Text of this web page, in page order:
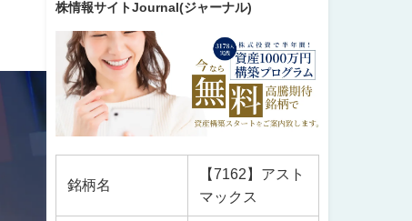
株情報サイトJournal(ジャーナル)
銘柄名
【7162】アスト
マックス